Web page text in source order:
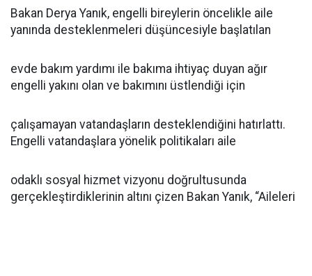
Bakan Derya Yanık, engelli bireylerin öncelikle aile
yanında desteklenmeleri düşüncesiyle başlatılan
evde bakım yardımı ile bakıma ihtiyaç duyan ağır
engelli yakını olan ve bakımını üstlendiği için
çalışamayan vatandaşların desteklendiğini hatırlattı.
Engelli vatandaşlara yönelik politikaları aile
odaklı sosyal hizmet vizyonu doğrultusunda
gerçekleştirdiklerinin altını çizen Bakan Yanık, “Aileleri